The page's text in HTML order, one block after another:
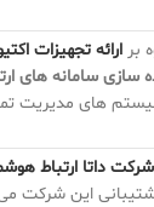
بر ارائه تجهیزات
سازی سامانه های
های مدیریت
شرکت داتا ارتباط
این شرکت